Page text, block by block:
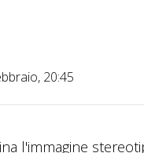
20:45
l'immagine